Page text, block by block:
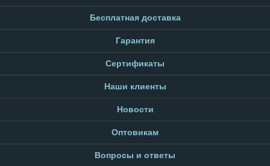
Бесплатная доставка
Гарантия
Сертификаты
Наши клиенты
Новости
Оптовикам
Вопросы и ответы